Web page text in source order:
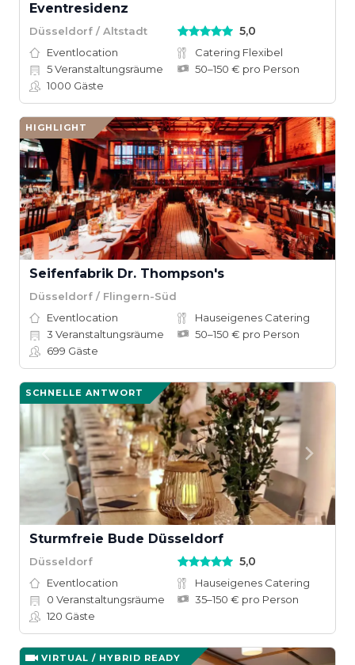
Eventresidenz
Düsseldorf / Altstadt 5,0
Eventlocation
Catering Flexibel
5Veranstaltungsräume
50–150 € pro Person
1000 Gäste
HIGHLIGHT
Seifenfabrik Dr. Thompson's
Düsseldorf / Flingern-Süd
Eventlocation
Hauseigenes Catering
3 Veranstaltungsräume
50–150 € pro Person
699 Gäste
SCHNELLE ANTWORT
Sturmfreie Bude Düsseldorf
Düsseldorf 5,0
Eventlocation
Hauseigenes Catering
0 Veranstaltungsräume
35–150 € pro Person
120 Gäste
VIRTUAL / HYBRID READY